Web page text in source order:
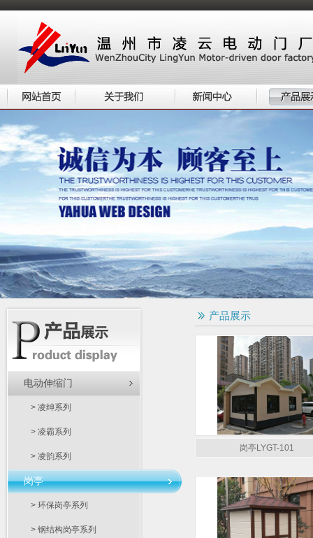
电动伸缩门
> 凌绅系列
> 凌霸系列
> 凌韵系列
岗亭
> 环保岗亭系列
> 钢结构岗亭系列
产品展示
岗亭LYGT-101